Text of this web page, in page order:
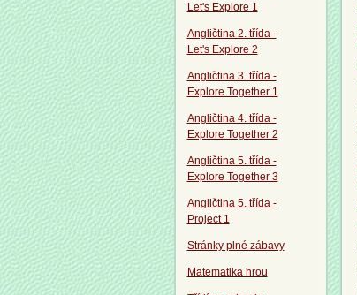
Let's Explore 1
Angličtina 2. třída -
Let's Explore 2
Angličtina 3. třída -
Explore Together 1
Angličtina 4. třída -
Explore Together 2
Angličtina 5. třída -
Explore Together 3
Angličtina 5. třída -
Project 1
Stránky plné zábavy
Matematika hrou